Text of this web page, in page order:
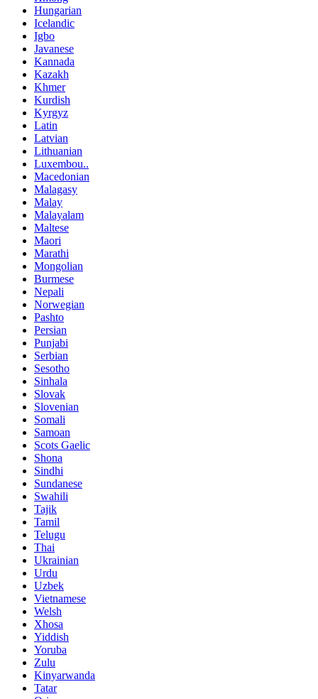
Hungarian
Icelandic
Igbo
Javanese
Kannada
Kazakh
Khmer
Kurdish
Kyrgyz
Latin
Latvian
Lithuanian
Luxembou..
Macedonian
Malagasy
Malay
Malayalam
Maltese
Maori
Marathi
Mongolian
Burmese
Nepali
Norwegian
Pashto
Persian
Punjabi
Serbian
Sesotho
Sinhala
Slovak
Slovenian
Somali
Samoan
Scots Gaelic
Shona
Sindhi
Sundanese
Swahili
Tajik
Tamil
Telugu
Thai
Ukrainian
Urdu
Uzbek
Vietnamese
Welsh
Xhosa
Yiddish
Yoruba
Zulu
Kinyarwanda
Tatar